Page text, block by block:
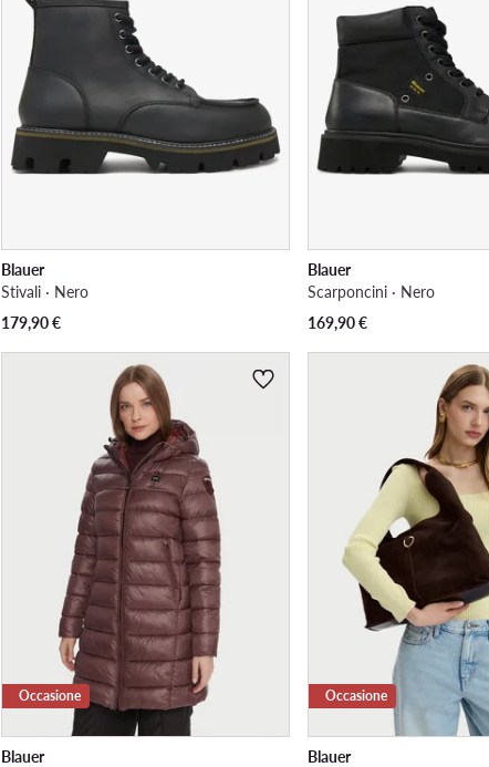
Blauer
Stivali · Nero
179,90€
Blauer
Scarponcini · Nero
169,90€
Occasione
Blauer
Occasione
Blauer